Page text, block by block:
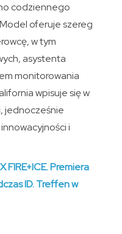
codziennego
oferuje szereg
w tym
asystenta
monitorowania
wpisuje się w
jednocześnie
i
FIRE+ICE. Premiera
ID. Treffen w